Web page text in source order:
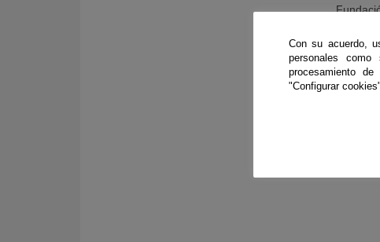
Con su acuerdo,
personales
procesamiento
"Configurar